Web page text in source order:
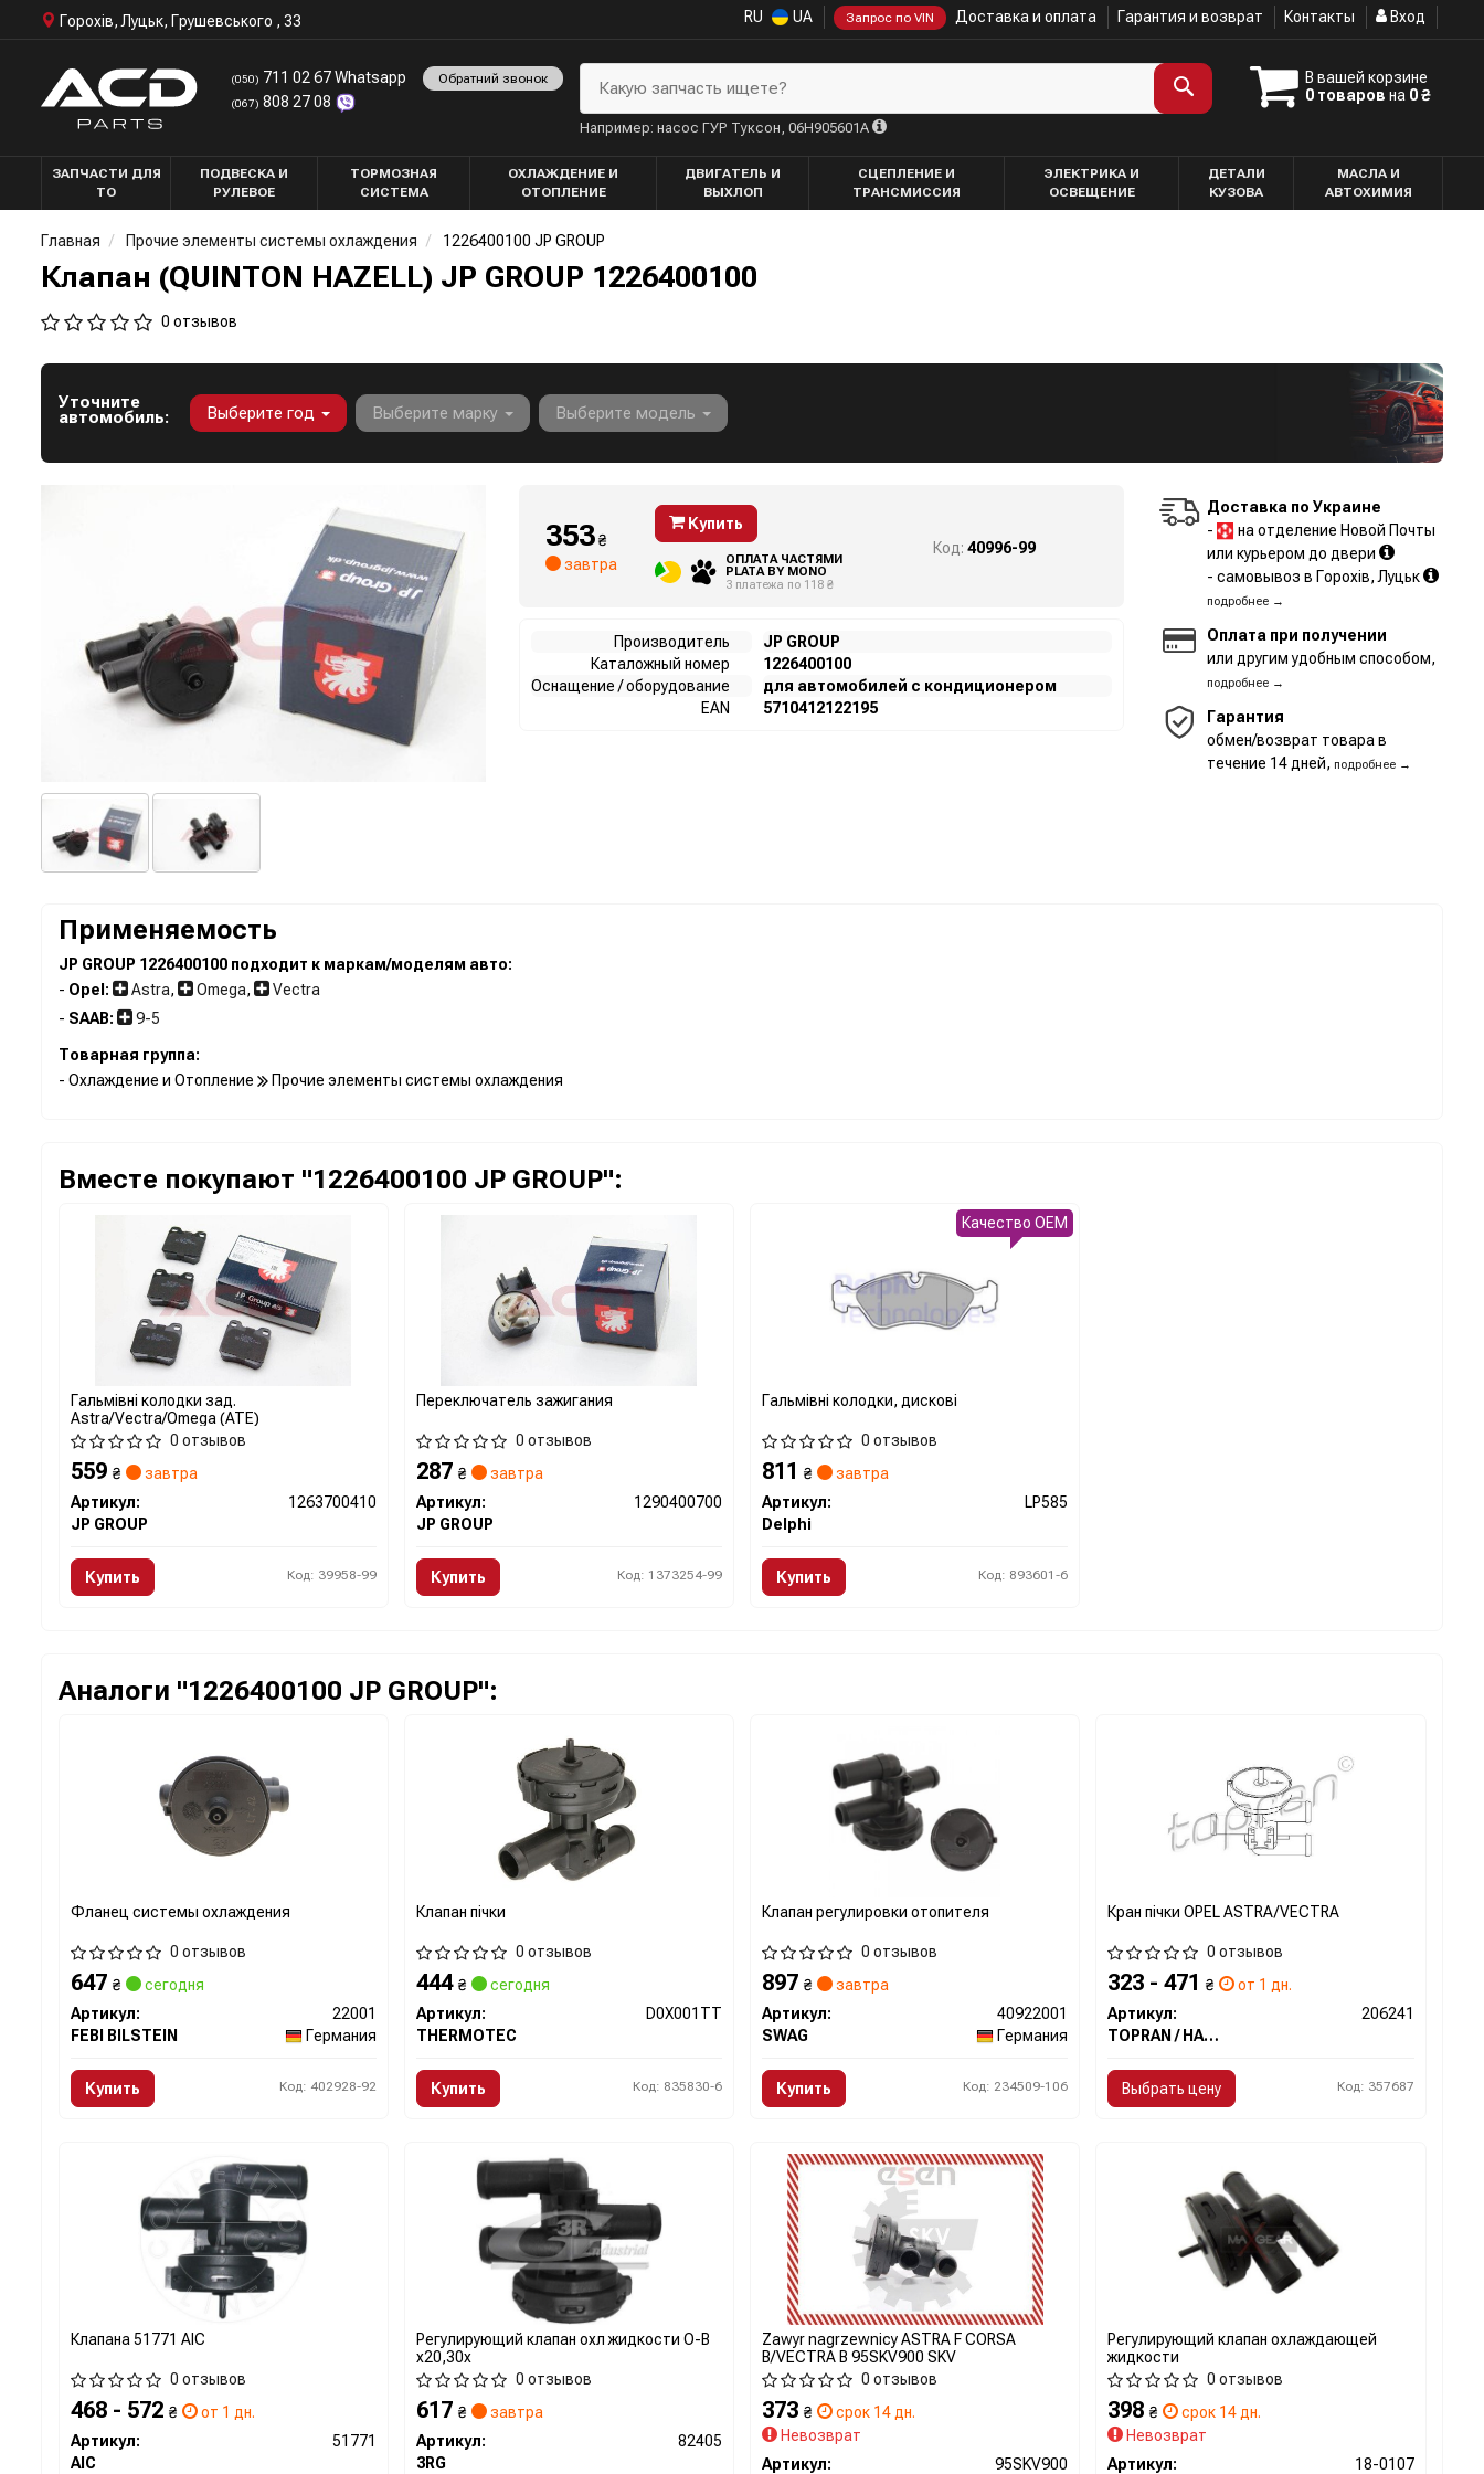
Горохів, Луцьк, Грушевського , 33 RU UA Запрос по VIN Доставка и оплата Гарантия и возврат Контакты Вход
(050) 711 02 67 Whatsapp
(067) 808 27 08
Обратний звонок
В вашей корзине
0 товаров на 0 ₴
Какую запчасть ищете?
Например: насос ГУР Туксон, 06H905601A
ЗАПЧАСТИ ДЛЯ
ТО
ПОДВЕСКА И
РУЛЕВОЕ
ТОРМОЗНАЯ
СИСТЕМА
ОХЛАЖДЕНИЕ И
ОТОПЛЕНИЕ
ДВИГАТЕЛЬ И
ВЫХЛОП
СЦЕПЛЕНИЕ И
ТРАНСМИССИЯ
ЭЛЕКТРИКА И
ОСВЕЩЕНИЕ
ДЕТАЛИ
КУЗОВА
МАСЛА И
АВТОХИМИЯ
Главная Прочие элементы системы охлаждения 1226400100 JP GROUP
Клапан (QUINTON HAZELL) JP GROUP 1226400100
0 отзывов
Уточните
автомобиль: Выберите год Выберите марку Выберите модель
353 ₴
завтра
Купить
ОПЛАТА ЧАСТЯМИ
PLATA BY MONO
3 платежа по 118 ₴
Код:40996-99
Производитель
JP GROUP
Каталожный номер
1226400100
Оснащение / оборудование
для автомобилей с кондиционером
EAN
5710412122195
Доставка по Украине
-
на отделение Новой Почты
или курьером до двери
- самовывоз в Горохів, Луцьк
подробнее →
Оплата при получении
или другим удобным способом,
подробнее →
Гарантия
обмен/возврат товара в
течение 14 дней, подробнее →
Применяемость
JP GROUP 1226400100 подходит к маркам/моделям авто:
- Opel: Astra, Omega,
Vectra
- SAAB: 9-5
Товарная группа:
- Охлаждение и Отопление
Прочие элементы системы охлаждения
Вместе покупают "1226400100 JP GROUP":
Гальмівні колодки зад.
Astra/Vectra/Omega (ATE)
0 отзывов
559 ₴
завтра
Артикул:
1263700410
JP GROUP
Купить Код: 39958-99
Переключатель зажигания
0 отзывов
287 ₴
завтра
Артикул:
1290400700
JP GROUP
Купить Код: 1373254-99
Гальмівні колодки, дискові
0 отзывов
811 ₴
завтра
Артикул:
LP585
Delphi
Купить Код: 893601-6
Качество OEM
Аналоги "1226400100 JP GROUP":
Фланец системы охлаждения
0 отзывов
647 ₴
сегодня
Артикул:
22001
FEBI BILSTEIN
Германия
Купить Код: 402928-92
Клапан пічки
0 отзывов
444 ₴
сегодня
Артикул:
D0X001TT
THERMOTEC
Купить Код: 835830-6
Клапан регулировки отопителя
0 отзывов
897 ₴
завтра
Артикул:
40922001
SWAG
Германия
Купить Код: 234509-106
Кран пічки OPEL ASTRA/VECTRA
0 отзывов
323 - 471₴
от 1 дн.
Артикул:
206241
TOPRAN / HANS PRIES
Выбрать цену Код: 357687
Клапана 51771 AIC
0 отзывов
468 - 572 ₴
от 1 дн.
Артикул:
51771
AIC
Регулирующий клапан охл жидкости O-B
x20,30x
0 отзывов
617 ₴
завтра
Артикул:
82405
3RG
Zawуr nagrzewnicy ASTRA F CORSA
B/VECTRA B 95SKV900 SKV
0 отзывов
373 ₴
срок 14 дн.
Невозврат
Артикул:
95SKV900
Регулирующий клапан охлаждающей
жидкости
0 отзывов
398₴
срок 14 дн.
Невозврат
Артикул:
18-0107